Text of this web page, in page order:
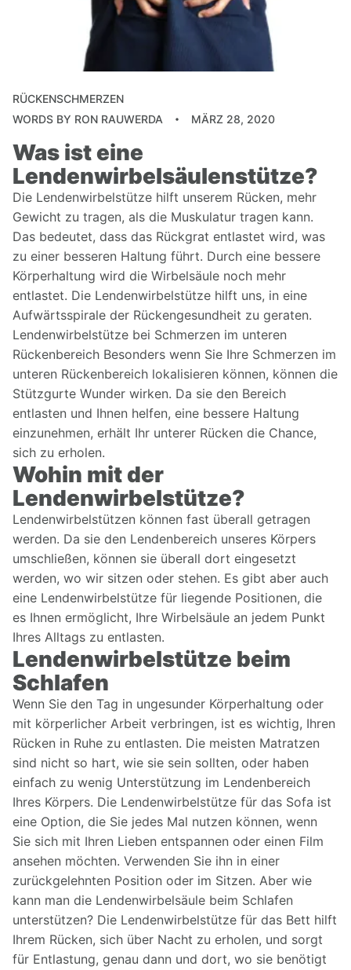
RÜCKENSCHMERZEN
WORDS BY RON RAUWERDA MÄRZ 28, 2020
Was ist eine
Lendenwirbelsäulenstütze?
Die Lendenwirbelstütze hilft unserem Rücken, mehr
Gewicht zu tragen, als die Muskulatur tragen kann.
Das bedeutet, dass das Rückgrat entlastet wird, was
zu einer besseren Haltung führt. Durch eine bessere
Körperhaltung wird die Wirbelsäule noch mehr
entlastet. Die Lendenwirbelstütze hilft uns, in eine
Aufwärtsspirale der Rückengesundheit zu geraten.
Lendenwirbelstütze bei Schmerzen im unteren
Rückenbereich Besonders wenn Sie Ihre Schmerzen im
unteren Rückenbereich lokalisieren können, können die
Stützgurte Wunder wirken. Da sie den Bereich
entlasten und Ihnen helfen, eine bessere Haltung
einzunehmen, erhält Ihr unterer Rücken die Chance,
sich zu erholen.
Wohin mit der
Lendenwirbelstütze?
Lendenwirbelstützen können fast überall getragen
werden. Da sie den Lendenbereich unseres Körpers
umschließen, können sie überall dort eingesetzt
werden, wo wir sitzen oder stehen. Es gibt aber auch
eine Lendenwirbelstütze für liegende Positionen, die
es Ihnen ermöglicht, Ihre Wirbelsäule an jedem Punkt
Ihres Alltags zu entlasten.
Lendenwirbelstütze beim
Schlafen
Wenn Sie den Tag in ungesunder Körperhaltung oder
mit körperlicher Arbeit verbringen, ist es wichtig, Ihren
Rücken in Ruhe zu entlasten. Die meisten Matratzen
sind nicht so hart, wie sie sein sollten, oder haben
einfach zu wenig Unterstützung im Lendenbereich
Ihres Körpers. Die Lendenwirbelstütze für das Sofa ist
eine Option, die Sie jedes Mal nutzen können, wenn
Sie sich mit Ihren Lieben entspannen oder einen Film
ansehen möchten. Verwenden Sie ihn in einer
zurückgelehnten Position oder im Sitzen. Aber wie
kann man die Lendenwirbelsäule beim Schlafen
unterstützen? Die Lendenwirbelstütze für das Bett hilft
Ihrem Rücken, sich über Nacht zu erholen, und sorgt
für Entlastung, genau dann und dort, wo sie benötigt